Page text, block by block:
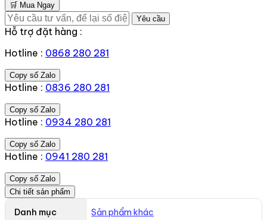
🛒 Mua Ngay
Yêu cầu
Hỗ trợ đặt hàng :
Hotline : 0868 280 281
Copy số Zalo
Hotline : 0836 280 281
Copy số Zalo
Hotline : 0934 280 281
Copy số Zalo
Hotline : 0941 280 281
Copy số Zalo
Chi tiết sản phẩm
Danh mục Sản phẩm khác